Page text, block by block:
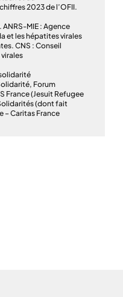
2023 de l’OFII.
MIE : Agence
et les hépatites virales
CNS : Conseil
Forum
France (Jesuit Refugee
(dont fait
– Caritas France